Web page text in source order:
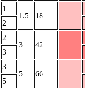
1
1.5
18
2
2
3
42
3
3
5
66
5